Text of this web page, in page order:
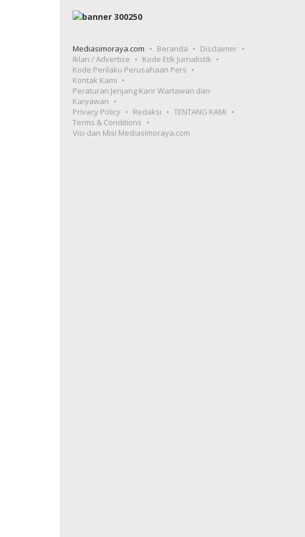
Mediasimoraya.com Beranda
Disclaimer
Iklan / Advertise
Kode Etik Jurnalistik
Kode Perilaku Perusahaan Pers
Kontak Kami
Peraturan Jenjang Karir Wartawan dan
Karyawan
Privacy Policy
Redaksi
TENTANG KAMI
Terms & Conditions
Visi dan Misi Mediasimoraya.com